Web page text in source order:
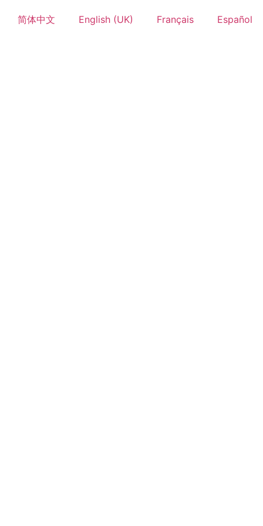
简体中文 English (UK) Français Español